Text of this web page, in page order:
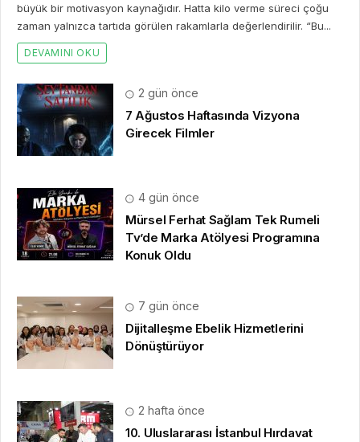
büyük bir motivasyon kaynağıdır. Hatta kilo verme süreci çoğu
zaman yalnızca tartıda görülen rakamlarla değerlendirilir. “Bu...
DEVAMINI OKU
2 gün önce
7 Ağustos Haftasında Vizyona
Girecek Filmler
4 gün önce
Mürsel Ferhat Sağlam Tek Rumeli
Tv’de Marka Atölyesi Programına
Konuk Oldu
7 gün önce
Dijitalleşme Ebelik Hizmetlerini
Dönüştürüyor
2 hafta önce
10. Uluslararası İstanbul Hırdavat